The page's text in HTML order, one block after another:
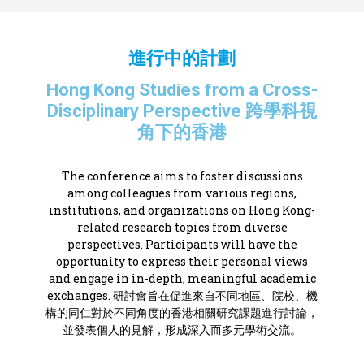
進行中的計劃
Hong Kong Studies from a Cross-
Disciplinary Perspective 跨學科視
角下的香港
The conference aims to foster discussions
among colleagues from various regions,
institutions, and organizations on Hong Kong-
related research topics from diverse
perspectives. Participants will have the
opportunity to express their personal views
and engage in in-depth, meaningful academic
exchanges. 研討會旨在促進來自不同地區、院校、機
構的同仁對於不同角度的香港相關研究課題進行討論，
並發表個人的見解，形成深入而多元學術交流。